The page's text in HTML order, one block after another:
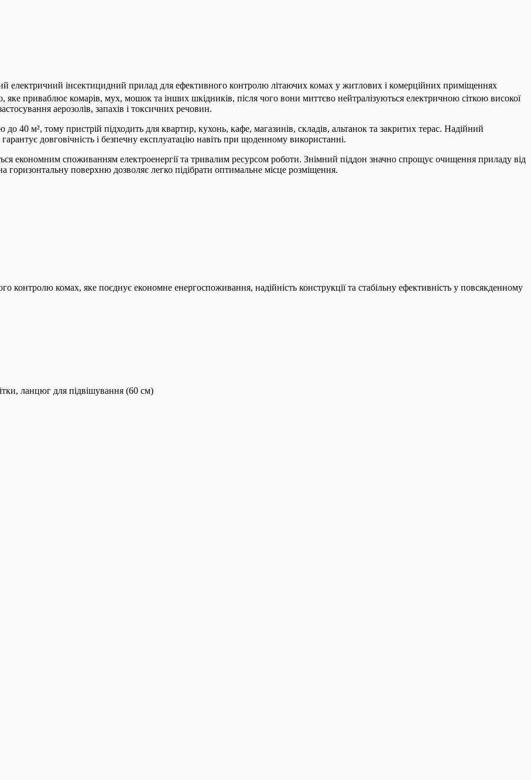
інсектицидний прилад для ефективного контролю літаючих комах у житлових і комерційних приміщеннях
яке приваблює комарів, мух, мошок та інших шкідників, після чого вони миттєво нейтралізуються електричною сіткою високої
аерозолів, запахів і токсичних речовин.
40 м², тому пристрій підходить для квартир, кухонь, кафе, магазинів, складів, альтанок та закритих терас. Надійний
довговічність і безпечну експлуатацію навіть при щоденному використанні.
економним споживанням електроенергії та тривалим ресурсом роботи. Знімний піддон значно спрощує очищення приладу від
поверхню дозволяє легко підібрати оптимальне місце розміщення.
комах, яке поєднує економне енергоспоживання, надійність конструкції та стабільну ефективність у повсякденному
ланцюг для підвішування (60 см)